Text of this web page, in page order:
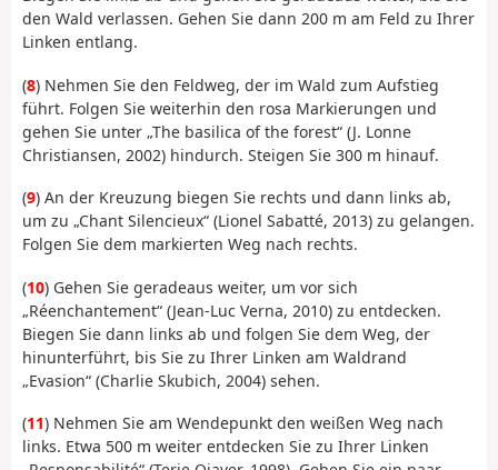
den Wald verlassen. Gehen Sie dann 200 m am Feld zu Ihrer
Linken entlang.
(8) Nehmen Sie den Feldweg, der im Wald zum Aufstieg
führt. Folgen Sie weiterhin den rosa Markierungen und
gehen Sie unter „The basilica of the forest“ (J. Lonne
Christiansen, 2002) hindurch. Steigen Sie 300 m hinauf.
(9) An der Kreuzung biegen Sie rechts und dann links ab,
um zu „Chant Silencieux“ (Lionel Sabatté, 2013) zu gelangen.
Folgen Sie dem markierten Weg nach rechts.
(10) Gehen Sie geradeaus weiter, um vor sich
„Réenchantement“ (Jean-Luc Verna, 2010) zu entdecken.
Biegen Sie dann links ab und folgen Sie dem Weg, der
hinunterführt, bis Sie zu Ihrer Linken am Waldrand
„Evasion“ (Charlie Skubich, 2004) sehen.
(11) Nehmen Sie am Wendepunkt den weißen Weg nach
links. Etwa 500 m weiter entdecken Sie zu Ihrer Linken